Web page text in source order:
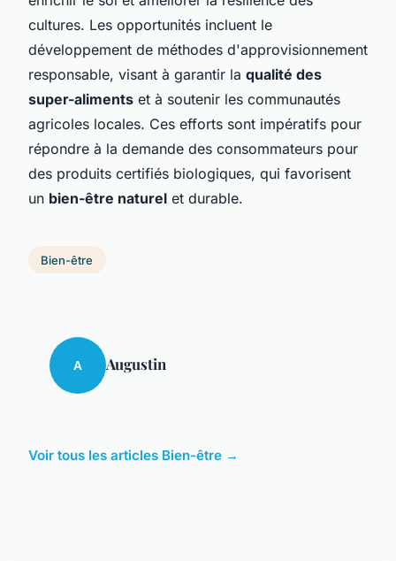
cultures. Les opportunités incluent le
développement de méthodes d'approvisionnement
responsable, visant à garantir la qualité des
super-aliments et à soutenir les communautés
agricoles locales. Ces efforts sont impératifs pour
répondre à la demande des consommateurs pour
des produits certifiés biologiques, qui favorisent
un bien-être naturel et durable.
Bien-être
A Augustin
Voir tous les articles Bien-être →